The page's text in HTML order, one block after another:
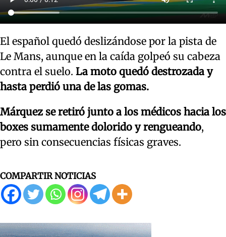
El español quedó deslizándose por la pista de
Le Mans, aunque en la caída golpeó su cabeza
contra el suelo. La moto quedó destrozada y
hasta perdió una de las gomas.
Márquez se retiró junto a los médicos hacia los
boxes sumamente dolorido y rengueando,
pero sin consecuencias físicas graves.
COMPARTIR NOTICIAS